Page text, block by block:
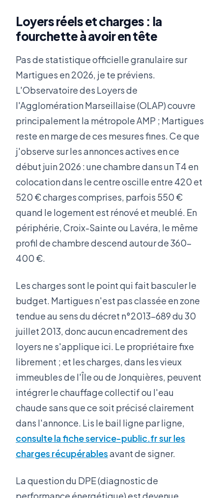
Loyers réels et charges : la
fourchette à avoir en tête
Pas de statistique officielle granulaire sur
Martigues en 2026, je te préviens.
L'Observatoire des Loyers de
l'Agglomération Marseillaise (OLAP) couvre
principalement la métropole AMP ; Martigues
reste en marge de ces mesures fines. Ce que
j'observe sur les annonces actives en ce
début juin 2026 : une chambre dans un T4 en
colocation dans le centre oscille entre 420 et
520 € charges comprises, parfois 550 €
quand le logement est rénové et meublé. En
périphérie, Croix-Sainte ou Lavéra, le même
profil de chambre descend autour de 360-
400 €.
Les charges sont le point qui fait basculer le
budget. Martigues n'est pas classée en zone
tendue au sens du décret n°2013-689 du 30
juillet 2013, donc aucun encadrement des
loyers ne s'applique ici. Le propriétaire fixe
librement ; et les charges, dans les vieux
immeubles de l'Île ou de Jonquières, peuvent
intégrer le chauffage collectif ou l'eau
chaude sans que ce soit précisé clairement
dans l'annonce. Lis le bail ligne par ligne,
consulte la fiche service-public.fr sur les
charges récupérablesavant de signer.
La question du DPE (diagnostic de